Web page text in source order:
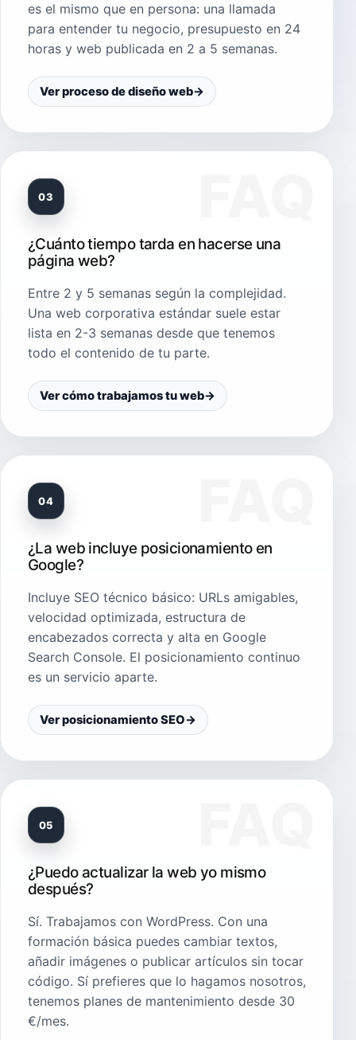
es el mismo que en persona: una llamada
para entender tu negocio, presupuesto en 24
horas y web publicada en 2 a 5 semanas.
Ver proceso de diseño web→
03
¿Cuánto tiempo tarda en hacerse una
página web?
Entre 2 y 5 semanas según la complejidad.
Una web corporativa estándar suele estar
lista en 2-3 semanas desde que tenemos
todo el contenido de tu parte.
Ver cómo trabajamos tu web→
04
¿La web incluye posicionamiento en
Google?
Incluye SEO técnico básico: URLs amigables,
velocidad optimizada, estructura de
encabezados correcta y alta en Google
Search Console. El posicionamiento continuo
es un servicio aparte.
Ver posicionamiento SEO→
05
¿Puedo actualizar la web yo mismo
después?
Sí. Trabajamos con WordPress. Con una
formación básica puedes cambiar textos,
añadir imágenes o publicar artículos sin tocar
código. Sí prefieres que lo hagamos nosotros,
tenemos planes de mantenimiento desde 30
€/mes.